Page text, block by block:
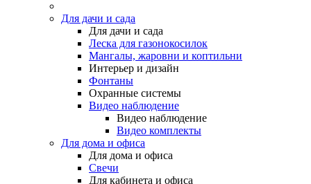
Для дачи и сада
Для дачи и сада
Леска для газонокосилок
Мангалы, жаровни и коптильни
Интерьер и дизайн
Фонтаны
Охранные системы
Видео наблюдение
Видео наблюдение
Видео комплекты
Для дома и офиса
Для дома и офиса
Свечи
Для кабинета и офиса